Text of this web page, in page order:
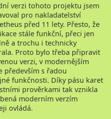
verzi tohoto projektu jsem
pro nakladatelství
před 11 lety. Přesto, že
stále funkční, přeci jen
a trochu i technicky
Proto bylo třeba připravit
verzi, v modernějším
především s řadou
funkčnosti. Díky pásu karet
prověrkami tak vznikla
moderním verzím
ovládá.